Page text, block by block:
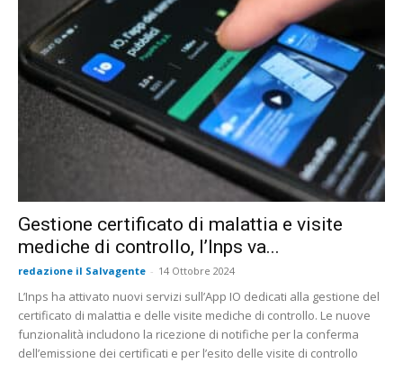
Gestione certificato di malattia e visite
mediche di controllo, l’Inps va...
redazione il Salvagente - 14 Ottobre 2024
L’Inps ha attivato nuovi servizi sull’App IO dedicati alla gestione del
certificato di malattia e delle visite mediche di controllo. Le nuove
funzionalità includono la ricezione di notifiche per la conferma
dell’emissione dei certificati e per l’esito delle visite di controllo